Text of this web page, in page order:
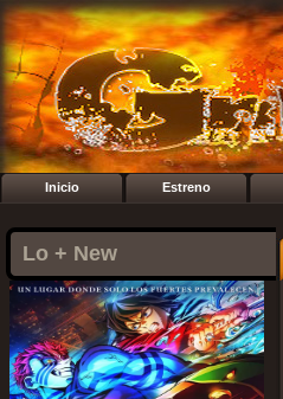
Inicio Estreno
Lo + New